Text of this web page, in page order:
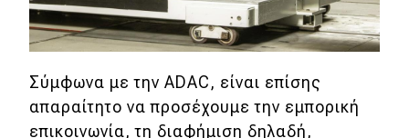
Σύμφωνα με την ADAC, είναι επίσης
απαραίτητο να προσέχουμε την εμπορική
επικοινωνία, τη διαφήμιση δηλαδή,